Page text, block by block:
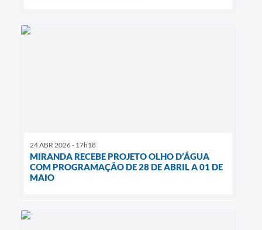
24 ABR 2026 - 17h18
MIRANDA RECEBE PROJETO OLHO D’ÁGUA
COM PROGRAMAÇÃO DE 28 DE ABRIL A 01 DE
MAIO